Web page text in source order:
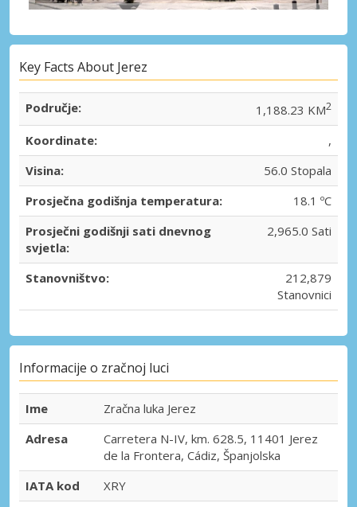
Key Facts About Jerez
Područje: 1,188.23 KM2
Koordinate:
,
Visina:
56.0 Stopala
Prosječna godišnja temperatura:
18.1 ºC
Prosječni godišnji sati dnevnog
svjetla:
2,965.0 Sati
Stanovništvo:
212,879
Stanovnici
Informacije o zračnoj luci
Ime
Zračna luka Jerez
Adresa
Carretera N-IV, km. 628.5, 11401 Jerez
de la Frontera, Cádiz, Španjolska
IATA kod
XRY